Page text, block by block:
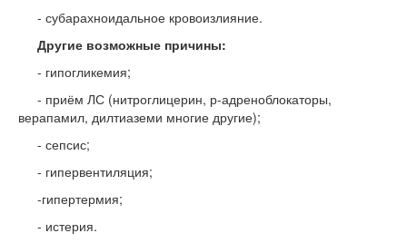
- субарахноидальное кровоизлияние.
Другие возможные причины:
- гипогликемия;
- приём ЛС (нитроглицерин, р-адреноблокаторы,
верапамил, дилтиаземи многие другие);
- сепсис;
- гипервентиляция;
-гипертермия;
- истерия.